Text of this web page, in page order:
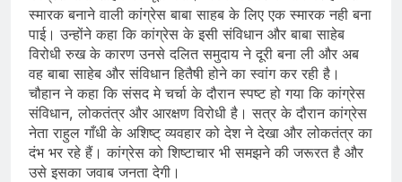
स्मारक बनाने वाली कांग्रेस बाबा साहब के लिए एक स्मारक नही बना
पाई। उन्होंने कहा कि कांग्रेस के इसी संविधान और बाबा साहेब
विरोधी रुख के कारण उनसे दलित समुदाय ने दूरी बना ली और अब
वह बाबा साहेब और संविधान हितैषी होने का स्वांग कर रही है।
चौहान ने कहा कि संसद मे चर्चा के दौरान स्पष्ट हो गया कि कांग्रेस
संविधान, लोकतंत्र और आरक्षण विरोधी है। सत्र के दौरान कांग्रेस
नेता राहुल गाँधी के अशिष्ट् व्यवहार को देश ने देखा और लोकतंत्र का
दंभ भर रहे हैं। कांग्रेस को शिष्टाचार भी समझने की जरूरत है और
उसे इसका जवाब जनता देगी।